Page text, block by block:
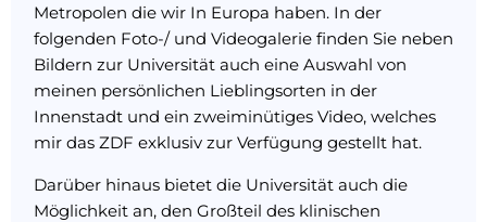
Metropolen die wir In Europa haben. In der
folgenden Foto-/ und Videogalerie finden Sie neben
Bildern zur Universität auch eine Auswahl von
meinen persönlichen Lieblingsorten in der
Innenstadt und ein zweiminütiges Video, welches
mir das ZDF exklusiv zur Verfügung gestellt hat.
Darüber hinaus bietet die Universität auch die
Möglichkeit an, den Großteil des klinischen